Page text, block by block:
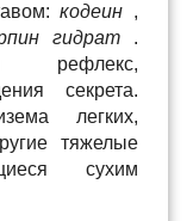
кодеин ,
гидрат.
рефлекс,
секрета.
легких,
тяжелые
сухим